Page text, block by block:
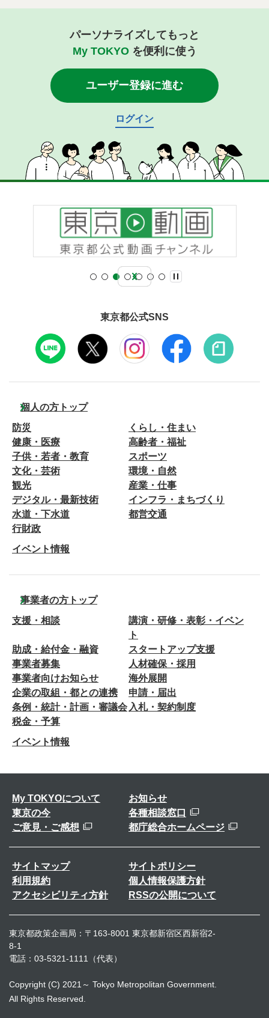
パーソナライズしてもっと
My TOKYOを便利に使う
ユーザー登録に進む
ログイン
東京都公式SNS
個人の方トップ
防災
くらし・住まい
健康・医療
高齢者・福祉
子供・若者・教育
スポーツ
文化・芸術
環境・自然
観光
産業・仕事
デジタル・最新技術
インフラ・まちづくり
水道・下水道
都営交通
行財政
イベント情報
事業者の方トップ
支援・相談
講演・研修・表彰・イベン
ト
助成・給付金・融資
スタートアップ支援
事業者募集
人材確保・採用
事業者向けお知らせ
海外展開
企業の取組・都との連携
申請・届出
条例・統計・計画・審議会 入札・契約制度
税金・予算
イベント情報
My TOKYOについて
お知らせ
東京の今
各種相談窓口
ご意見・ご感想
都庁総合ホームページ
サイトマップ
サイトポリシー
利用規約
個人情報保護方針
アクセシビリティ方針
RSSの公開について
東京都政策企画局：〒163-8001 東京都新宿区西新宿2-
8-1
電話：03-5321-1111（代表）
Copyright (C) 2021～ Tokyo Metropolitan Government.
All Rights Reserved.